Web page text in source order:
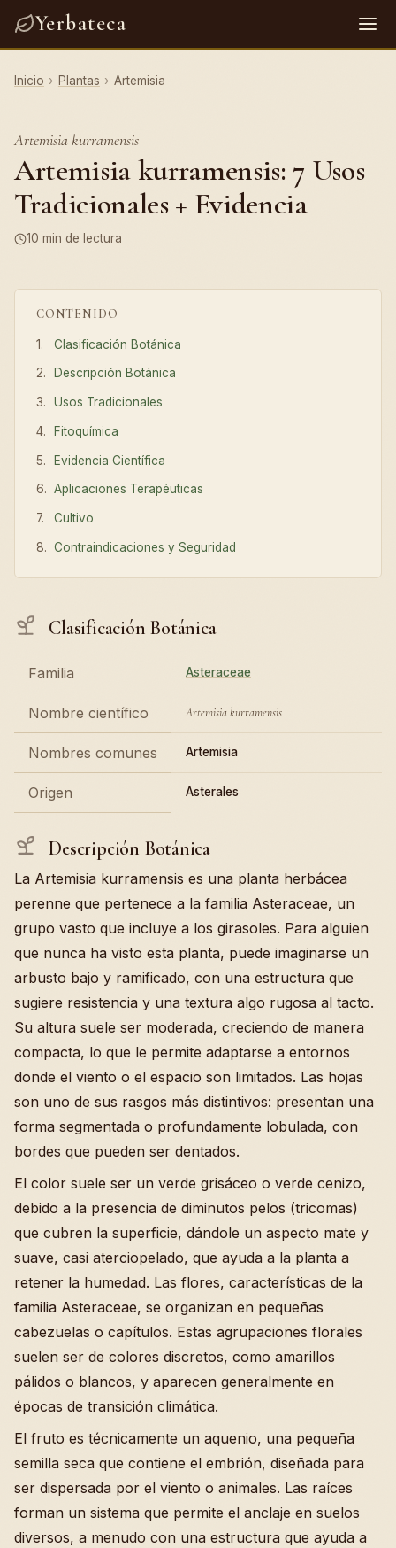
Yerbateca
Inicio › Plantas › Artemisia
Artemisia kurramensis
Artemisia kurramensis: 7 Usos
Tradicionales + Evidencia
10 min de lectura
CONTENIDO
Clasificación Botánica
Descripción Botánica
Usos Tradicionales
Fitoquímica
Evidencia Científica
Aplicaciones Terapéuticas
Cultivo
Contraindicaciones y Seguridad
Clasificación Botánica
Familia Asteraceae
Nombre científico Artemisia kurramensis
Nombres comunes Artemisia
Origen Asterales
Descripción Botánica
La Artemisia kurramensis es una planta herbácea
perenne que pertenece a la familia Asteraceae, un
grupo vasto que incluye a los girasoles. Para alguien
que nunca ha visto esta planta, puede imaginarse un
arbusto bajo y ramificado, con una estructura que
sugiere resistencia y una textura algo rugosa al tacto.
Su altura suele ser moderada, creciendo de manera
compacta, lo que le permite adaptarse a entornos
donde el viento o el espacio son limitados. Las hojas
son uno de sus rasgos más distintivos: presentan una
forma segmentada o profundamente lobulada, con
bordes que pueden ser dentados.
El color suele ser un verde grisáceo o verde cenizo,
debido a la presencia de diminutos pelos (tricomas)
que cubren la superficie, dándole un aspecto mate y
suave, casi aterciopelado, que ayuda a la planta a
retener la humedad. Las flores, características de la
familia Asteraceae, se organizan en pequeñas
cabezuelas o capítulos. Estas agrupaciones florales
suelen ser de colores discretos, como amarillos
pálidos o blancos, y aparecen generalmente en
épocas de transición climática.
El fruto es técnicamente un aquenio, una pequeña
semilla seca que contiene el embrión, diseñada para
ser dispersada por el viento o animales. Las raíces
forman un sistema que permite el anclaje en suelos
diversos, a menudo con una estructura que ayuda a